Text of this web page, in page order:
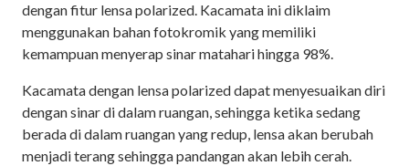
dengan fitur lensa polarized. Kacamata ini diklaim
menggunakan bahan fotokromik yang memiliki
kemampuan menyerap sinar matahari hingga 98%.
Kacamata dengan lensa polarized dapat menyesuaikan diri
dengan sinar di dalam ruangan, sehingga ketika sedang
berada di dalam ruangan yang redup, lensa akan berubah
menjadi terang sehingga pandangan akan lebih cerah.